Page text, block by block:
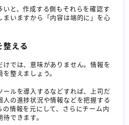
と、作成する側もそれらを確認す
まいますから「内容は端的に」を心
える
けでは、意味がありません。情報を
整えましょう。
ールを導入するなどすれば、上司だ
の進捗状況や情報などを把握する
情報を元にして、さらにチーム内
できます。